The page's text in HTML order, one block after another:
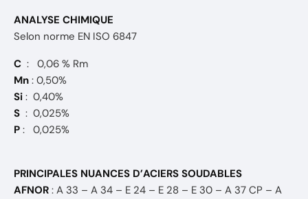
ANALYSE CHIMIQUE
Selon norme EN ISO 6847
C : 0,06 % Rm
Mn : 0,50%
Si : 0,40%
S : 0,025%
P : 0,025%
PRINCIPALES NUANCES D’ACIERS SOUDABLES
AFNOR : A 33 – A 34 – E 24 – E 28 – E 30 – A 37 CP – A